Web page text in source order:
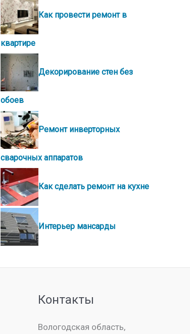
Как провести ремонт в
квартире
Декорирование стен без
обоев
Ремонт инверторных
сварочных аппаратов
Как сделать ремонт на кухне
Интерьер мансарды
Контакты
Вологодская область,